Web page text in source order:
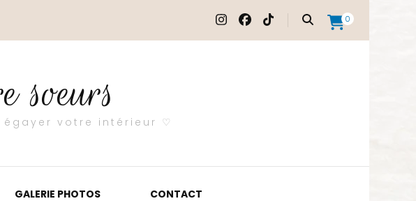
0
soeurs
votre intérieur ♡
GALERIE PHOTOS CONTACT